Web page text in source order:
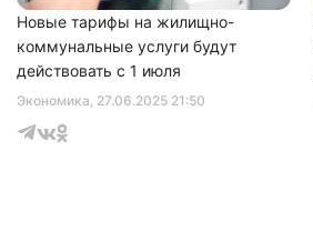
Экономика, 27.06.2025 21:50
Новые тарифы на жилищно-
коммунальные услуги будут
действовать с 1 июля